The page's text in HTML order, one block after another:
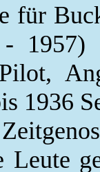
für
1957)
1936
Leute